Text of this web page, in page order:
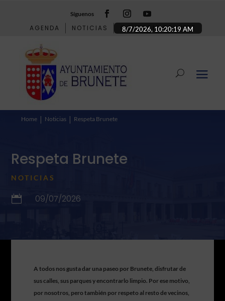
Síguenos
AGENDA NOTICIAS COMERCIO BRUNETE
Home Noticias Respeta Brunete
Respeta Brunete
NOTICIAS
 09/07/2026
A todos nos gusta dar una paseo por Brunete, disfrutar de
sus calles, sus parques y encontrarlo limpio. Por ese motivo,
por nosotros, pero también por respeto al resto de vecinos,
8/7/2026, 10:20:20 AM